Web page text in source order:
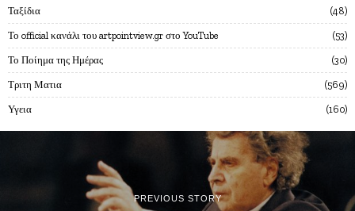
Ταξίδια 48
Το official κανάλι του artpointview.gr στο YouTube 53
Το Ποίημα της Ημέρας 30
Τριτη Ματια 569
Υγεια 160
PREVIOUS STORY